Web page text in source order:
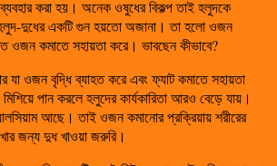
করা হয়। অনেক ওষুধের বিকল্প তাই হলুদকে
দুধের একটি গুন হয়তো অজানা। তা হলো ওজন
কমাতে সহায়তা করে। ভাবছেন কীভাবে?
যা ওজন বৃদ্ধি ব্যাহত করে এবং ফ্যাট কমাতে সহায়তা
পান করলে হলুদের কার্যকারিতা আরও বেড়ে যায়।
আছে। তাই ওজন কমানোর প্রক্রিয়ায় শরীরের
জন্য দুধ খাওয়া জরুরি।